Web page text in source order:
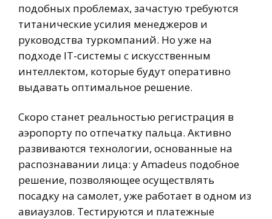
подобных проблемах, зачастую требуются
титанические усилия менеджеров и
руководства туркомпаний. Но уже на
подходе IT-системы с искусственным
интеллектом, которые будут оперативно
выдавать оптимальное решение.
Скоро станет реальностью регистрация в
аэропорту по отпечатку пальца. Активно
развиваются технологии, основанные на
распознавании лица: у Amadeus подобное
решение, позволяющее осуществлять
посадку на самолет, уже работает в одном из
авиаузлов. Тестируются и платежные